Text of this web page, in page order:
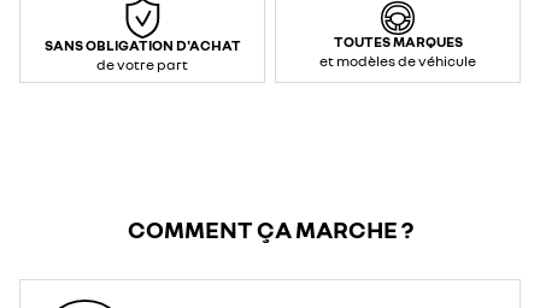
SANS OBLIGATION D'ACHAT
de votre part
TOUTES MARQUES
et modèles de véhicule
COMMENT ÇA MARCHE ?